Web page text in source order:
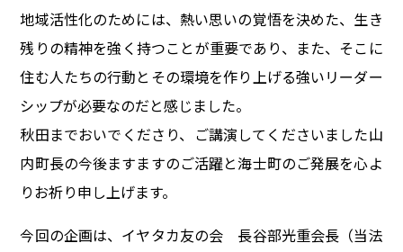
地域活性化のためには、熱い思いの覚悟を決めた、生き
残りの精神を強く持つことが重要であり、また、そこに
住む人たちの行動とその環境を作り上げる強いリーダー
シップが必要なのだと感じました。
秋田までおいでくださり、ご講演してくださいました山
内町長の今後ますますのご活躍と海士町のご発展を心よ
りお祈り申し上げます。
今回の企画は、イヤタカ友の会 長谷部光重会長（当法